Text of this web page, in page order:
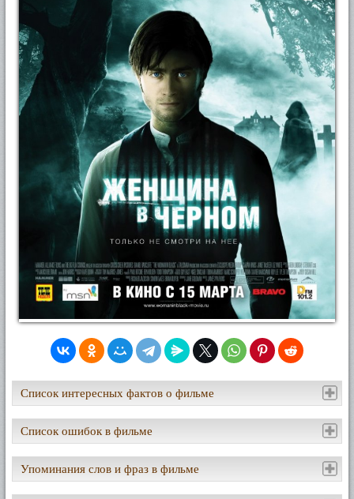
Список интересных фактов о фильме
Список ошибок в фильме
Упоминания слов и фраз в фильме